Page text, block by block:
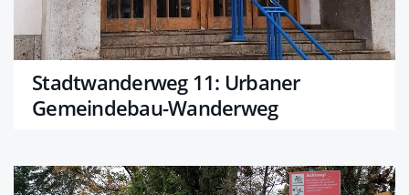
Stadtwanderweg 11: Urbaner
Gemeindebau-Wanderweg